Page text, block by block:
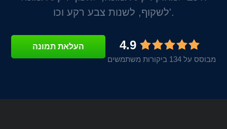
לשקוף, לשנות צבע רקע וכו'.
העלאת תמונה 4.9
מבוסס על 134 ביקורות משתמשים